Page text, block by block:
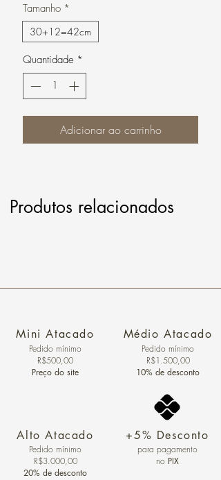
Tamanho *
30+12=42cm
Quantidade *
Adicionar ao carrinho
Produtos relacionados
Mini Atacado
Pedido ​mínimo
R$500,00
Preço do site
Alto Atacado
Pedido mínimo
R$3.000,00
20% de desconto
Médio Atacado
Pedido mínimo
R$1.500,00
10% de desconto
+5% Desconto
para pagamento
no PIX